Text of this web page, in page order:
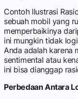
Contoh Ilustrasi
sebuah mobil yang
memperbaikinya
ini mungkin tidak
Anda adalah karena
sentimental atau
ini bisa dianggap
Perbedaan Antara